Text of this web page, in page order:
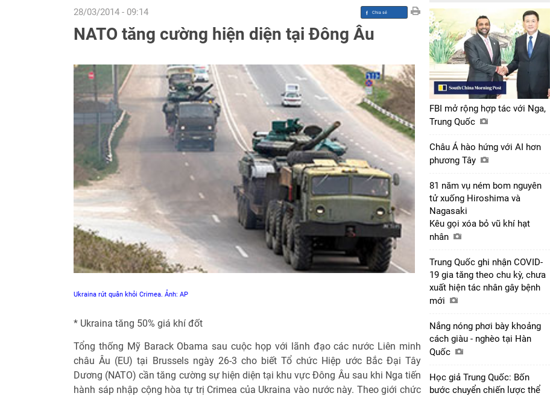
28/03/2014 - 09:14
NATO tăng cường hiện diện tại Đông Âu
Ukraina rút quân khỏi Crimea. Ảnh: AP
* Ukraina tăng 50% giá khí đốt
Tổng thống Mỹ Barack Obama sau cuộc họp với lãnh đạo các nước Liên minh
châu Âu (EU) tại Brussels ngày 26-3 cho biết Tổ chức Hiệp ước Bắc Đại Tây
Dương (NATO) cần tăng cường sự hiện diện tại khu vực Đông Âu sau khi Nga tiến
hành sáp nhập cộng hòa tự trị Crimea của Ukraina vào nước này. Theo giới chức
FBI mở rộng hợp tác với Nga,
Trung Quốc
Châu Á hào hứng với AI hơn
phương Tây
81 năm vụ ném bom nguyên
tử xuống Hiroshima và
Nagasaki
Kêu gọi xóa bỏ vũ khí hạt
nhân
Trung Quốc ghi nhận COVID-
19 gia tăng theo chu kỳ, chưa
xuất hiện tác nhân gây bệnh
mới
Nắng nóng phơi bày khoảng
cách giàu - nghèo tại Hàn
Quốc
Học giả Trung Quốc: Bốn
bước chuyển chiến lược thể